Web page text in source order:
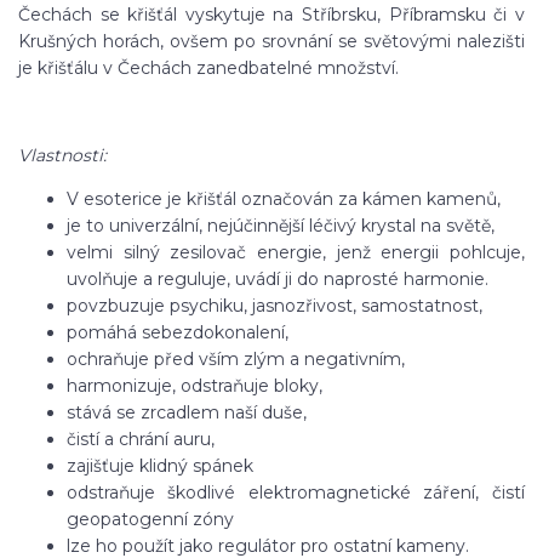
Čechách se křišťál vyskytuje na Stříbrsku, Příbramsku či v
Krušných horách, ovšem po srovnání se světovými nalezišti
je křišťálu v Čechách zanedbatelné množství.
Vlastnosti:
V esoterice je křišťál označován za kámen kamenů,
je to univerzální, nejúčinnější léčivý krystal na světě,
velmi silný zesilovač energie, jenž energii pohlcuje,
uvolňuje a reguluje, uvádí ji do naprosté harmonie.
povzbuzuje psychiku, jasnozřivost, samostatnost,
pomáhá sebezdokonalení,
ochraňuje před vším zlým a negativním,
harmonizuje, odstraňuje bloky,
stává se zrcadlem naší duše,
čistí a chrání auru,
zajišťuje klidný spánek
odstraňuje škodlivé elektromagnetické záření, čistí
geopatogenní zóny
lze ho použít jako regulátor pro ostatní kameny.